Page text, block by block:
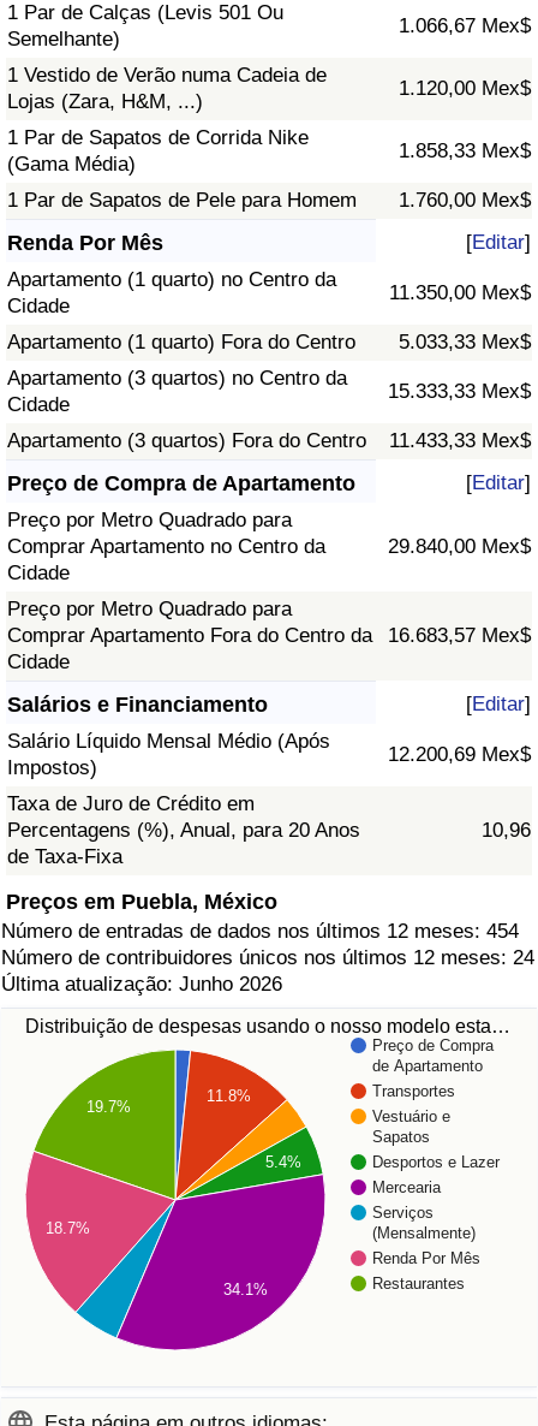
1 Par de Calças (Levis 501 Ou
Semelhante)
1.066,67 Mex$
1 Vestido de Verão numa Cadeia de
Lojas (Zara, H&M, ...)
1.120,00 Mex$
1 Par de Sapatos de Corrida Nike
(Gama Média)
1.858,33 Mex$
1 Par de Sapatos de Pele para Homem 1.760,00 Mex$
Renda Por Mês [Editar]
Apartamento (1 quarto) no Centro da
Cidade
11.350,00 Mex$
Apartamento (1 quarto) Fora do Centro
5.033,33 Mex$
Apartamento (3 quartos) no Centro da
Cidade
15.333,33 Mex$
Apartamento (3 quartos) Fora do Centro 11.433,33 Mex$
Preço de Compra de Apartamento [Editar]
Preço por Metro Quadrado para
Comprar Apartamento no Centro da
Cidade
29.840,00 Mex$
Preço por Metro Quadrado para
Comprar Apartamento Fora do Centro da
Cidade
16.683,57 Mex$
Salários e Financiamento [Editar]
Salário Líquido Mensal Médio (Após
Impostos)
12.200,69 Mex$
Taxa de Juro de Crédito em
Percentagens (%), Anual, para 20 Anos
de Taxa-Fixa
10,96
Preços em Puebla, México
Número de entradas de dados nos últimos 12 meses: 454
Número de contribuidores únicos nos últimos 12 meses: 24
Última atualização: Junho 2026
Distribuição de despesas usando o nosso modelo esta…
Preço de Compra
de Apartamento
Transportes
Vestuário e
Sapatos
Desportos e Lazer
Mercearia
Serviços
(Mensalmente)
Renda Por Mês
Restaurantes
11.8%
5.4%
19.7%
18.7%
34.1%